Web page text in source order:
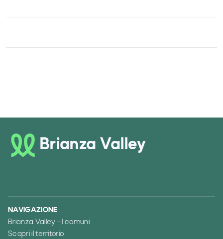
Brianza Valley
NAVIGAZIONE
Brianza Valley - I comuni
Scopri il territorio